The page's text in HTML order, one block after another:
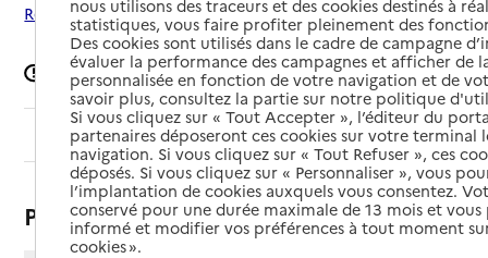
Rechercher les établissements autour de Grenoble
Signaler une erreur
Sommaire
Présentation
nous utilisons des traceurs et des cookies destinés à
statistiques, vous faire profiter pleinement des
Des cookies sont utilisés dans le cadre de campagne
évaluer la performance des campagnes et afficher de
personnalisée en fonction de votre navigation et de
savoir plus, consultez la partie sur notre politique
Si vous cliquez sur « Tout Accepter », l’éditeur du
partenaires déposeront ces cookies sur votre terminal
navigation. Si vous cliquez sur « Tout Refuser », ces
déposés. Si vous cliquez sur « Personnaliser », vous
l’implantation de cookies auxquels vous consentez.
conservé pour une durée maximale de 13 mois et
informé et modifier vos préférences à tout moment
cookies ».